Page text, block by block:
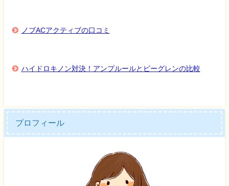
ノブACアクティブの口コミ
ハイドロキノン対決！アンプルールとビーグレンの比較
プロフィール